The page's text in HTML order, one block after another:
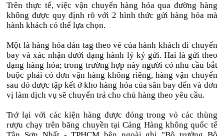
Trên thực tế, việc vận chuyển hàng hóa qua đường hàng
không được quy định rõ với 2 hình thức gửi hàng hóa mà
hành khách có thể lựa chọn.
Một là hàng hóa dán tag theo vé của hành khách đi chuyến
bay và xác nhận dưới dạng hành lý ký gửi. Hai là gửi theo
dạng hàng hóa; trong trường hợp này người có nhu cầu bắt
buộc phải có đơn vận hàng không riêng, hàng vận chuyển
sau đó được tập kết ở kho hàng hóa của sân bay đến và đơn
vị làm dịch vụ sẽ chuyển trả cho chủ hàng theo yêu cầu.
Trở lại với các kiện hàng được đóng trong vỏ các thùng
rượu chạy trên băng chuyền tại Cảng Hàng không quốc tế